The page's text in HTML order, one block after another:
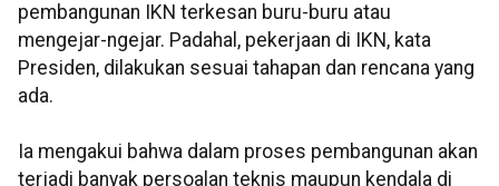
pembangunan IKN terkesan buru-buru atau
mengejar-ngejar. Padahal, pekerjaan di IKN, kata
Presiden, dilakukan sesuai tahapan dan rencana yang
ada.
Ia mengakui bahwa dalam proses pembangunan akan
terjadi banyak persoalan teknis maupun kendala di